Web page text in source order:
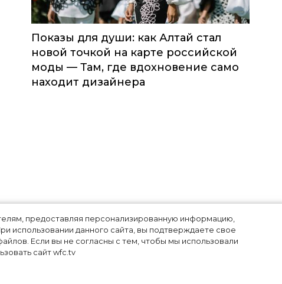
предоставляя персонализированную информацию,
использовании данного сайта, вы подтверждаете свое
Если вы не согласны с тем, чтобы мы использовали
сайт wfc.tv
Показы для души: как Алтай стал
новой точкой на карте российской
моды — Там, где вдохновение само
находит дизайнера